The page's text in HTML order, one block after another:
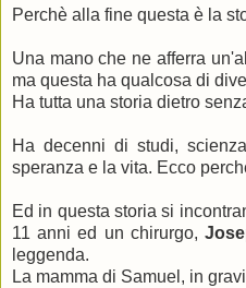
Perchè alla fine questa è la
Una mano che ne afferra
ma questa ha qualcosa di
Ha tutta una storia dietro
Ha decenni di studi,
speranza e la vita. Ecco
Ed in questa storia si
11 anni ed un chirurgo,
leggenda.
La mamma di Samuel, in